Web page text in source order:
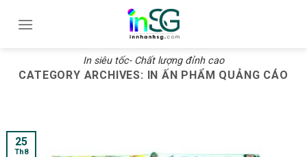
In siêu tốc- Chất lượng đỉnh cao
CATEGORY ARCHIVES: IN ẤN PHẨM QUẢNG CÁO
25
Th8